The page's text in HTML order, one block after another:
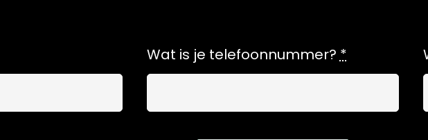
Wat is je telefoonnummer? *